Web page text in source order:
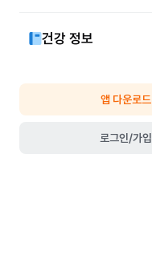
건강 정보
앱 다운로드
로그인/가입